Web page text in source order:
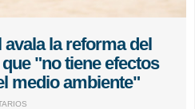
la reforma del
"no tiene efectos
medio ambiente"